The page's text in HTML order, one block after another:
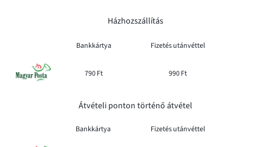
Házhozszállítás
Bankkártya Fizetés utánvéttel
790 Ft 990 Ft
Átvételi ponton történő átvétel
Bankkártya Fizetés utánvéttel